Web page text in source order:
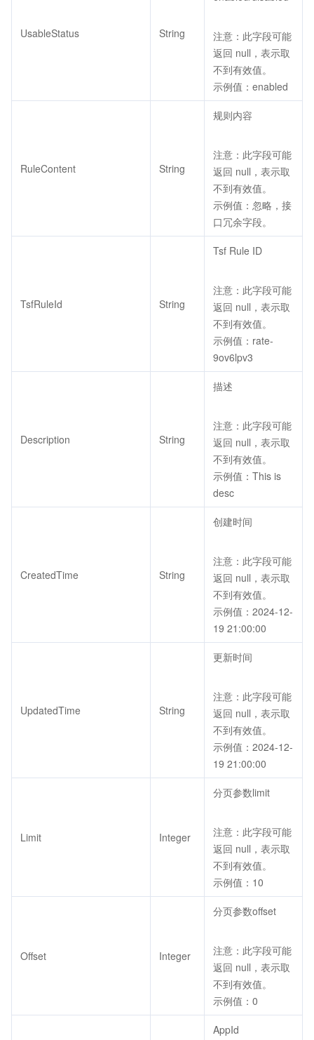
UsableStatus String
注意：此字段可能
返回 null，表示取
不到有效值。
示例值：enabled
RuleContent String
规则内容
注意：此字段可能
返回 null，表示取
不到有效值。
示例值：忽略，接
口冗余字段。
TsfRuleId String
Tsf Rule ID
注意：此字段可能
返回 null，表示取
不到有效值。
示例值：rate-
9ov6lpv3
Description String
描述
注意：此字段可能
返回 null，表示取
不到有效值。
示例值：This is
desc
CreatedTime String
创建时间
注意：此字段可能
返回 null，表示取
不到有效值。
示例值：2024-12-
19 21:00:00
UpdatedTime String
更新时间
注意：此字段可能
返回 null，表示取
不到有效值。
示例值：2024-12-
19 21:00:00
Limit Integer
分页参数limit
注意：此字段可能
返回 null，表示取
不到有效值。
示例值：10
Offset Integer
分页参数offset
注意：此字段可能
返回 null，表示取
不到有效值。
示例值：0
AppId